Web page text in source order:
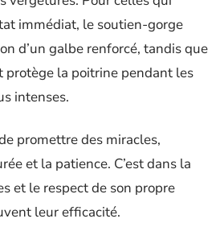
immédiat, le soutien-gorge
d’un galbe renforcé, tandis que
protège la poitrine pendant les
intenses.
promettre des miracles,
et la patience. C’est dans la
et le respect de son propre
leur efficacité.